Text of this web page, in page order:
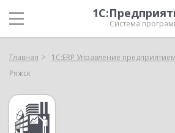
Система
Главная 1С:ERP Управление предприятием
Ряжск